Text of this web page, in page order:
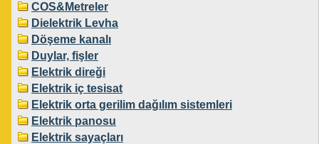
COS&Metreler
Dielektrik Levha
Döşeme kanalı
Duylar, fişler
Elektrik direği
Elektrik iç tesisat
Elektrik orta gerilim dağılım sistemleri
Elektrik panosu
Elektrik sayaçları